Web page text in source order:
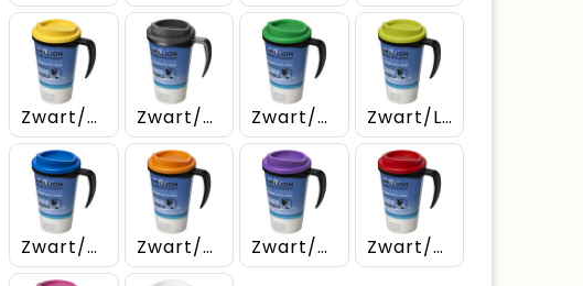
Zwart/Geel Zwart/Grijs Zwart/Groen Zwart/Lime
Zwart/Middenblauw Zwart/Oranje Zwart/Paars Zwart/Rood